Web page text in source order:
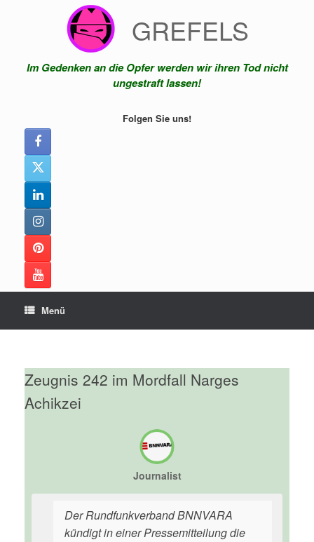
GREFELS
Im Gedenken an die Opfer werden wir ihren Tod nicht
ungestraft lassen!
Folgen Sie uns!
Menü
Zeugnis 242 im Mordfall Narges
Achikzei
Journalist
Der Rundfunkverband BNNVARA
kündigt in einer Pressemitteilung die